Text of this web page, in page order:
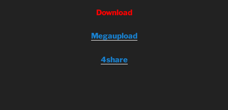
Download
Megaupload
4share